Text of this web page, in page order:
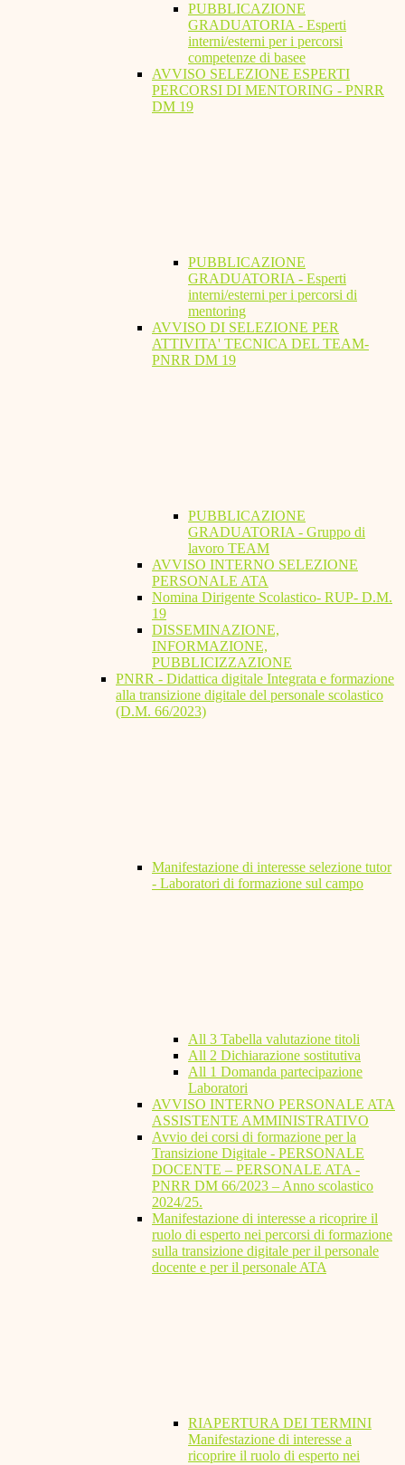
PUBBLICAZIONE
GRADUATORIA - Esperti
interni/esterni per i percorsi
competenze di basee
AVVISO SELEZIONE ESPERTI
PERCORSI DI MENTORING - PNRR
DM 19
PUBBLICAZIONE
GRADUATORIA - Esperti
interni/esterni per i percorsi di
mentoring
AVVISO DI SELEZIONE PER
ATTIVITA' TECNICA DEL TEAM-
PNRR DM 19
PUBBLICAZIONE
GRADUATORIA - Gruppo di
lavoro TEAM
AVVISO INTERNO SELEZIONE
PERSONALE ATA
Nomina Dirigente Scolastico- RUP- D.M.
19
DISSEMINAZIONE,
INFORMAZIONE,
PUBBLICIZZAZIONE
PNRR - Didattica digitale Integrata e formazione
alla transizione digitale del personale scolastico
(D.M. 66/2023)
Manifestazione di interesse selezione tutor
- Laboratori di formazione sul campo
All 3 Tabella valutazione titoli
All 2 Dichiarazione sostitutiva
All 1 Domanda partecipazione
Laboratori
AVVISO INTERNO PERSONALE ATA
ASSISTENTE AMMINISTRATIVO
Avvio dei corsi di formazione per la
Transizione Digitale - PERSONALE
DOCENTE – PERSONALE ATA -
PNRR DM 66/2023 – Anno scolastico
2024/25.
Manifestazione di interesse a ricoprire il
ruolo di esperto nei percorsi di formazione
sulla transizione digitale per il personale
docente e per il personale ATA
RIAPERTURA DEI TERMINI
Manifestazione di interesse a
ricoprire il ruolo di esperto nei